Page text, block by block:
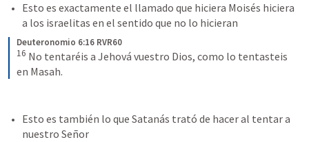
Esto es exactamente el llamado que hiciera Moisés hiciera
a los israelitas en el sentido que no lo hicieran
Deuteronomio 6:16 RVR60
16 No tentaréis a Jehová vuestro Dios, como lo tentasteis
en Masah.
Esto es también lo que Satanás trató de hacer al tentar a
nuestro Señor